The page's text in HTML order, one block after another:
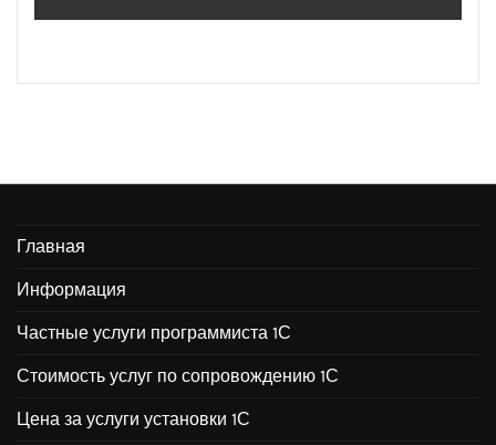
Главная
Информация
Частные услуги программиста 1С
Стоимость услуг по сопровождению 1С
Цена за услуги установки 1С